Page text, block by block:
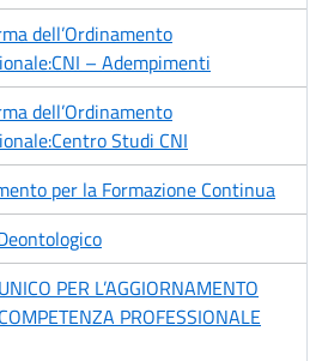
dell’Ordinamento
– Adempimenti
dell’Ordinamento
Studi CNI
per la Formazione Continua
PER L’AGGIORNAMENTO
PROFESSIONALE